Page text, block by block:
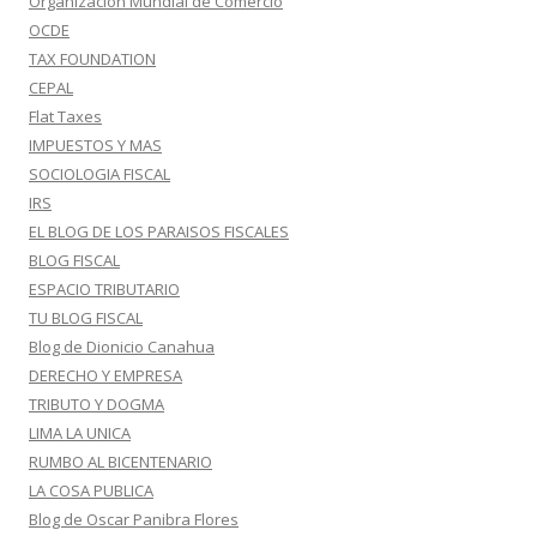
OCDE
TAX FOUNDATION
CEPAL
Flat Taxes
IMPUESTOS Y MAS
SOCIOLOGIA FISCAL
IRS
EL BLOG DE LOS PARAISOS FISCALES
BLOG FISCAL
ESPACIO TRIBUTARIO
TU BLOG FISCAL
Blog de Dionicio Canahua
DERECHO Y EMPRESA
TRIBUTO Y DOGMA
LIMA LA UNICA
RUMBO AL BICENTENARIO
LA COSA PUBLICA
Blog de Oscar Panibra Flores